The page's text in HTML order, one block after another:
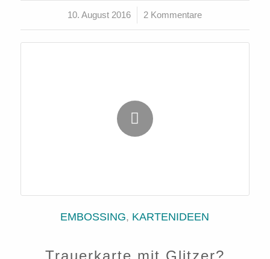
10. August 2016
/ 2 Kommentare
EMBOSSING, KARTENIDEEN
Trauerkarte mit Glitzer?